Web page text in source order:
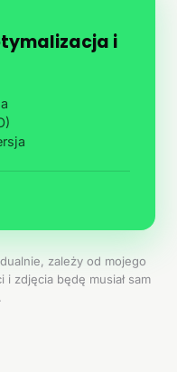
i
zależy od mojego
i zdjęcia będę musiał sam